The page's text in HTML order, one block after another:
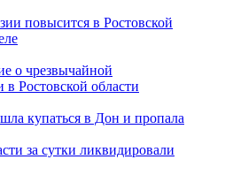
повысится в Ростовской
о чрезвычайной
Ростовской области
купаться в Дон и пропала
за сутки ликвидировали